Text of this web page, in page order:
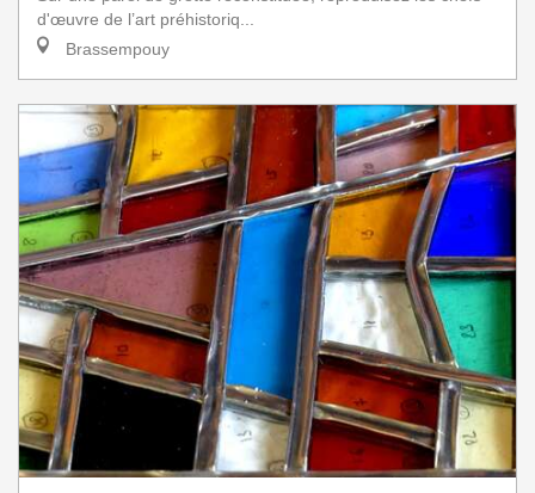
d'œuvre de l’art préhistoriq...
Brassempouy